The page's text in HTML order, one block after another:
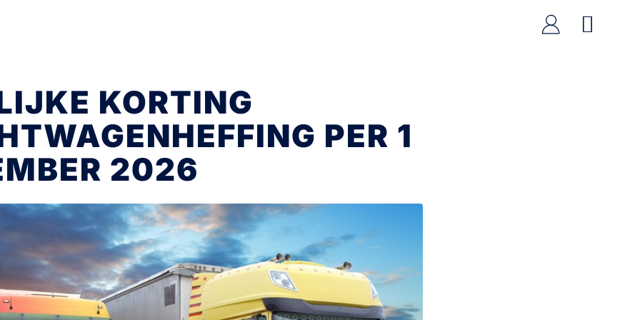
KORTING
PER 1
2026